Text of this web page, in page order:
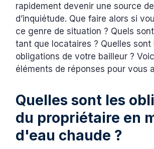
rapidement devenir une source
d’inquiétude. Que faire alors si
ce genre de situation ? Quels
tant que locataires ? Quelles sont
obligations de votre bailleur ?
éléments de réponses pour vous
Quelles sont les
du propriétaire en
d'eau chaude ?